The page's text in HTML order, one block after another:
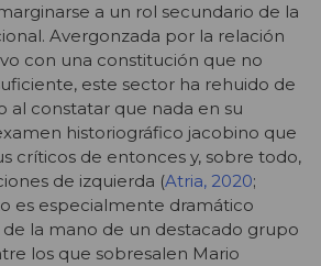
a un rol secundario de la
Avergonzada por la relación
con una constitución que no
este sector ha rehuido de
al constatar que nada en su
historiográfico jacobino que
críticos de entonces y, sobre todo,
de izquierda (Atria, 2020;
es especialmente dramático
la mano de un destacado grupo
los que sobresalen Mario